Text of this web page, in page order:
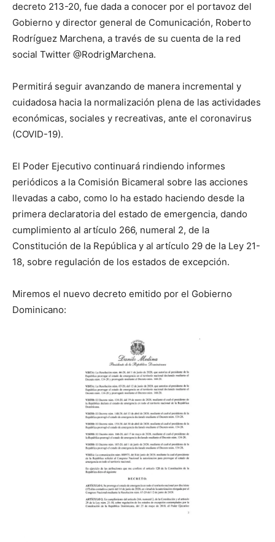
decreto 213-20, fue dada a conocer por el portavoz del
Gobierno y director general de Comunicación, Roberto
Rodríguez Marchena, a través de su cuenta de la red
social Twitter @RodrigMarchena.
Permitirá seguir avanzando de manera incremental y
cuidadosa hacia la normalización plena de las actividades
económicas, sociales y recreativas, ante el coronavirus
(COVID-19).
El Poder Ejecutivo continuará rindiendo informes
periódicos a la Comisión Bicameral sobre las acciones
llevadas a cabo, como lo ha estado haciendo desde la
primera declaratoria del estado de emergencia, dando
cumplimiento al artículo 266, numeral 2, de la
Constitución de la República y al artículo 29 de la Ley 21-
18, sobre regulación de los estados de excepción.
Miremos el nuevo decreto emitido por el Gobierno
Dominicano: